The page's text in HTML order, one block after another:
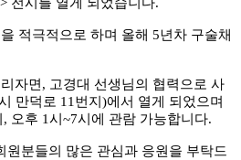
> 전시를 열게 되었습니다.
적극적으로 하며 올해 5년차 구술채
자면, 고경대 선생님의 협력으로 사
만덕로 11번지 )에서 열게 되었으며
, 오후 1시 ~7시에 관람 가능합니다.
원분들의 많은 관심과 응원을 부탁드